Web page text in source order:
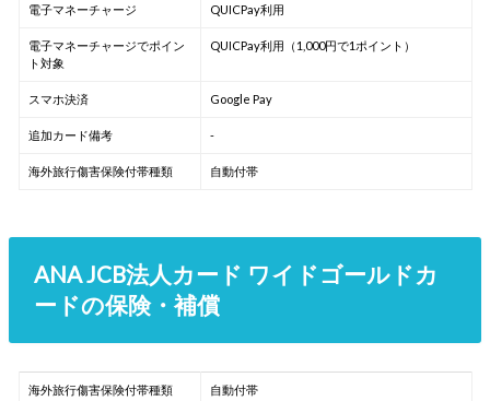
電子マネーチャージ QUICPay利用
電子マネーチャージでポイン
ト対象
QUICPay利用（1,000円で1ポイント）
スマホ決済 Google Pay
追加カード備考 -
海外旅行傷害保険付帯種類 自動付帯
ANA JCB法人カード ワイドゴールドカ
ードの保険・補償
海外旅行傷害保険付帯種類 自動付帯